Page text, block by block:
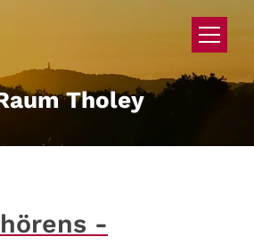
Tholey
-